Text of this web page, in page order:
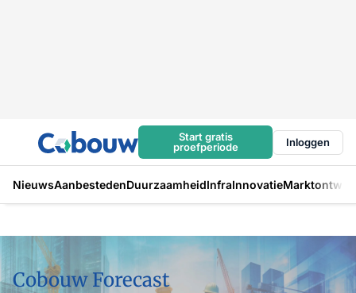
Start gratis
proefperiode
Inloggen
NieuwsAanbestedenDuurzaamheidInfraInnovatie
Cobouw Forecast